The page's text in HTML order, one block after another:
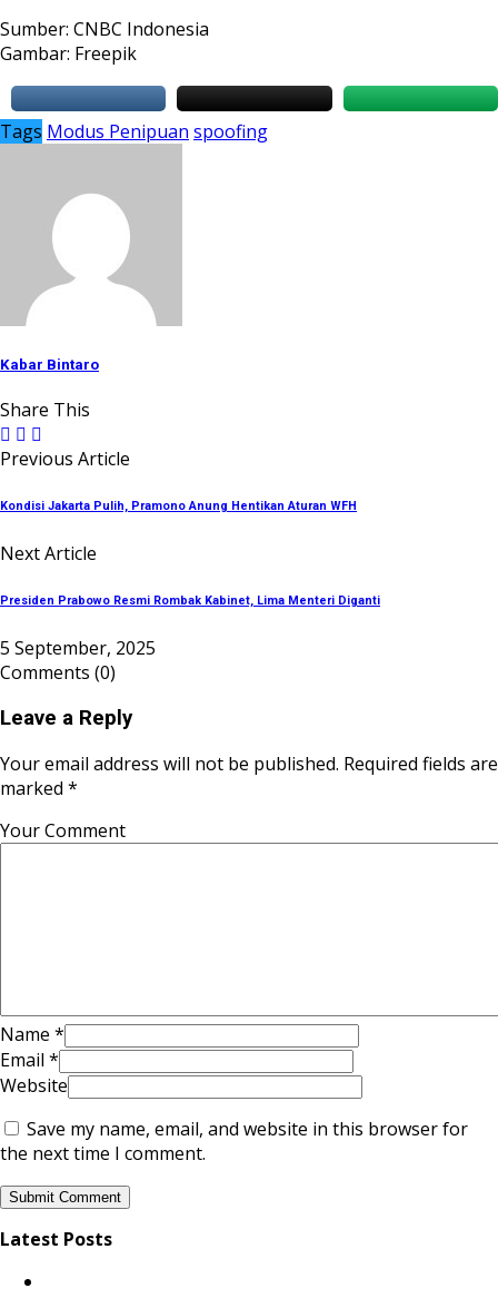
Sumber: CNBC Indonesia
Gambar: Freepik
Tags Modus Penipuan spoofing
Kabar Bintaro
Share This
Previous Article
Kondisi Jakarta Pulih, Pramono Anung Hentikan Aturan WFH
Next Article
Presiden Prabowo Resmi Rombak Kabinet, Lima Menteri Diganti
5 September, 2025
Comments (0)
Leave a Reply
Your email address will not be published. Required fields are
marked *
Your Comment
Name *
Email *
Website
Save my name, email, and website in this browser for
the next time I comment.
Latest Posts